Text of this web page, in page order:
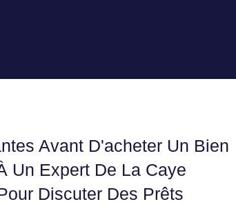
Avant D'acheter Un Bien
Un Expert De La Caye
Discuter Des Prêts